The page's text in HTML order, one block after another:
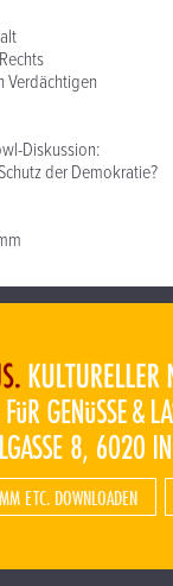
Verdächtigen
Diskussion:
der Demokratie?
ETC. DOWNLOADEN